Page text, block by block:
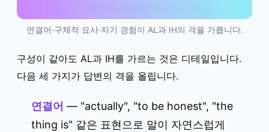
연결어·구체적 묘사·자기 경험이 AL과 IH의 격을 가릅니다.
구성이 같아도 AL과 IH를 가르는 것은 디테일입니다.
다음 세 가지가 답변의 격을 올립니다.
연결어 — "actually", "to be honest", "the
thing is" 같은 표현으로 말이 자연스럽게